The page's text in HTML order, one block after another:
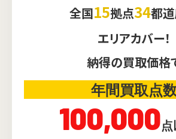
全国15拠点34都
エリアカバー！
納得の買取価格
年間買取点
100,000点